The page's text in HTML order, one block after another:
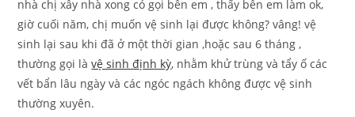
nhà chị xây nhà xong có gọi bên em , thấy bên em làm ok,
giờ cuối năm, chị muốn vệ sinh lại được không? vâng! vệ
sinh lại sau khi đã ở một thời gian ,hoặc sau 6 tháng ,
thường gọi làvệ sinh định kỳ, nhằm khử trùng và tẩy ố các
vết bẩn lâu ngày và các ngóc ngách không được vệ sinh
thường xuyên.